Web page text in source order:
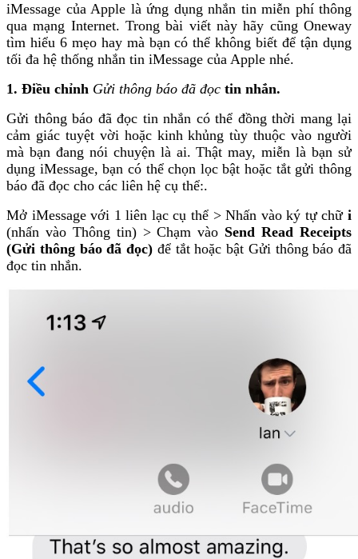
iMessage của Apple là ứng dụng nhắn tin miễn phí thông
qua mạng Internet. Trong bài viết này hãy cũng Oneway
tìm hiểu 6 mẹo hay mà bạn có thể không biết để tận dụng
tối đa hệ thống nhắn tin iMessage của Apple nhé.
1. Điều chỉnh Gửi thông báo đã đọc tin nhắn.
Gửi thông báo đã đọc tin nhắn có thể đồng thời mang lại
cảm giác tuyệt vời hoặc kinh khủng tùy thuộc vào người
mà bạn đang nói chuyện là ai. Thật may, miễn là bạn sử
dụng iMessage, bạn có thể chọn lọc bật hoặc tắt gửi thông
báo đã đọc cho các liên hệ cụ thể:.
Mở iMessage với 1 liên lạc cụ thể > Nhấn vào ký tự chữi
(nhấn vào Thông tin) > Chạm vào Send Read Receipts
(Gửi thông báo đã đọc) để tắt hoặc bật Gửi thông báo đã
đọc tin nhắn.